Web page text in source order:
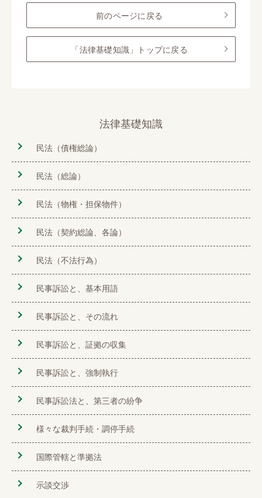
前のページに戻る
「法律基礎知識」トップに戻る
法律基礎知識
民法（債権総論）
民法（総論）
民法（物権・担保物件）
民法（契約総論、各論）
民法（不法行為）
民事訴訟と、基本用語
民事訴訟と、その流れ
民事訴訟と、証拠の収集
民事訴訟と、強制執行
民事訴訟法と、第三者の紛争
様々な裁判手続・調停手続
国際管轄と準拠法
示談交渉